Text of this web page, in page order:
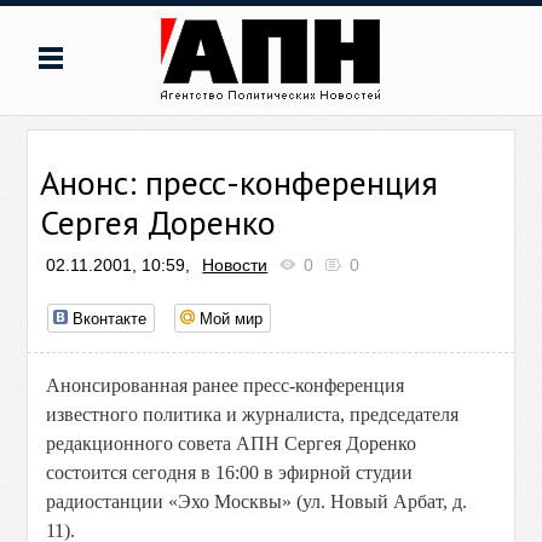
Анонс: пресс-конференция
Сергея Доренко
02.11.2001, 10:59, Новости 0 0
Вконтакте Мой мир
Анонсированная ранее пресс-конференция
известного политика и журналиста, председателя
редакционного совета АПН Сергея Доренко
состоится сегодня в 16:00 в эфирной студии
радиостанции «Эхо Москвы» (ул. Новый Арбат, д.
11).